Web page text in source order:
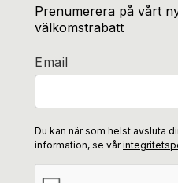
Prenumerera på vårt
välkomstrabatt
Email
Du kan när som helst avsluta
information, se vår